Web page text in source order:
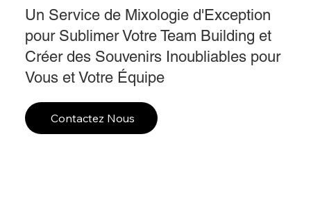
Un Service de Mixologie d'Exception
pour Sublimer Votre Team Building et
Créer des Souvenirs Inoubliables pour
Vous et Votre Équipe
Contactez Nous